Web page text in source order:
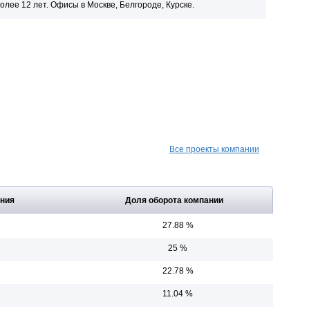
12 лет. Офисы в Москве, Белгороде, Курске.
Все проекты компании
Доля оборота компании
27.88 %
25 %
22.78 %
11.04 %